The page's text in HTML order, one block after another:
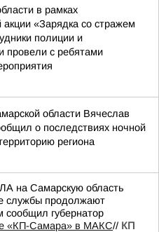
в рамках
акции «Зарядка со стражем
полиции и
провели с ребятами
области Вячеслав
о последствиях ночной
региона
на Самарскую область
службы продолжают
сообщил губернатор
«КП-Самара» в МАКС// КП